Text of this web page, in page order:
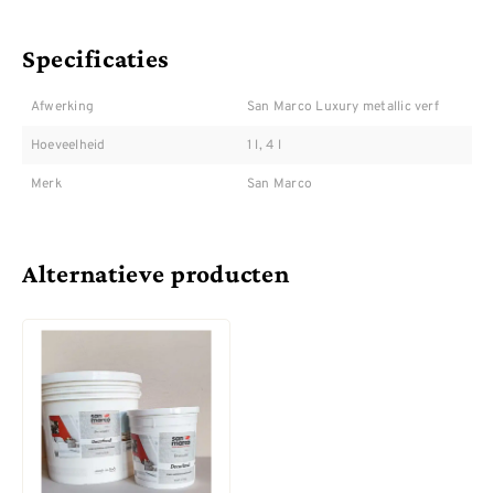
Specificaties
Afwerking San Marco Luxury metallic verf
Hoeveelheid 1 l, 4 l
Merk San Marco
Alternatieve producten